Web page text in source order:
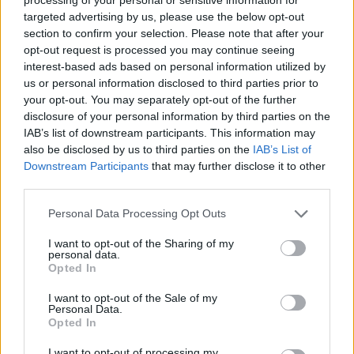
targeted advertising by us, please use the below opt-out
section to confirm your selection. Please note that after your
opt-out request is processed you may continue seeing
interest-based ads based on personal information utilized by
us or personal information disclosed to third parties prior to
your opt-out. You may separately opt-out of the further
disclosure of your personal information by third parties on the
IAB’s list of downstream participants. This information may
also be disclosed by us to third parties on the IAB’s List of
Downstream Participants that may further disclose it to other
Please note that this website/app uses one or more Google
not limited to your visit or usage behaviour. You may click to
grant or deny consent to Google and its third-party tags to
use your data for below specified purposes in below Google
consent section.
Personal Data Processing Opt Outs
I want to opt-out of the Sharing of my
personal data.
Opted In
I want to opt-out of the Sale of my
Personal Data.
Opted In
Szakszervezeti Szövetségének (VDSZ ) elnöke,
Székely Tamás, aki elmondta: irtották, üldözték
azokat, akik szakszervezetet akartak alapítani,
többen el is veszítették az állásukat emiatt.
Mások pedig a megfélemlítés hatására egy idő
után már a telefont sem vették fel. Így a VDSZ is
a kapun kívül rekedt, nem tudott segítséget
nyújtani a dolgozóknak. Székely Tamás végül
hogy ne derüljenek ki a hiányosságok, ami
jelentős versenyelőnyt eredményez a többi
akkumulátorgyárral szemben.